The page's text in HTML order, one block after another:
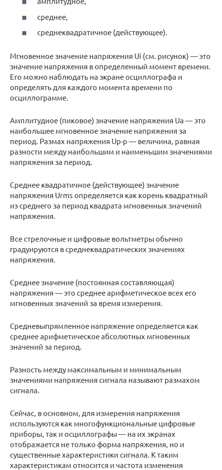
среднее,
среднеквадратичное (действующее).
Мгновенное значение напряжения Ui (см. рисунок) — это
значение напряжения в определенный момент времени.
Его можно наблюдать на экране осциллографа и
определять для каждого момента времени по
осциллограмме.
Амплитудное (пиковое) значение напряжения Ua — это
наибольшее мгновенное значение напряжения за
период. Размах напряжения Up-p — величина, равная
разности между наибольшим и наименьшим значениями
напряжения за период.
Среднее квадратичное (действующее) значение
напряжения Urms определяется как корень квадратный
из среднего за период квадрата мгновенных значений
напряжения.
Все стрелочные и цифровые вольтметры обычно
градуируются в среднеквадратических значениях
напряжения.
Среднее значение (постоянная составляющая)
напряжения — это среднее арифметическое всех его
мгновенных значений за время измерения.
Средневыпрямленное напряжение определяется как
среднее арифметическое абсолютных мгновенных
значений за период.
Разность между максимальным и минимальным
значениями напряжения сигнала называют размахом
сигнала.
Сейчас, в основном, для измерения напряжения
используются как многофункциональные цифровые
приборы, так и осциллографы — на их экранах
отображается не только форма напряжения, но и
существенные характеристики сигнала. К таким
характеристикам относится и частота изменения